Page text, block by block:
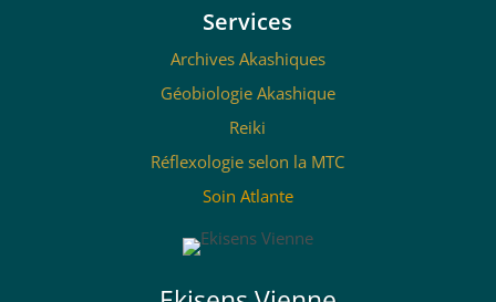
Services
Archives Akashiques
Géobiologie Akashique
Reiki
Réflexologie selon la MTC
Soin Atlante